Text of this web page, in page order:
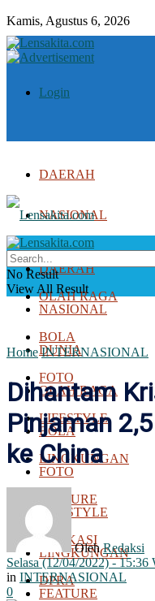
Kamis, Agustus 6, 2026
Login
DAERAH
NASIONAL
DUNIA
OLAH RAGA
BOLA
FOTO
LIFESTYLE
LINGKUNGAN
FEATURE
EDUKASI
DPRA
DAERAH
NASIONAL
DUNIA
OLAH RAGA
BOLA
FOTO
LIFESTYLE
LINGKUNGAN
FEATURE
No Result
View All Result
Home INTERNASIONAL
Dihantam
Pinjaman
ke China
Oleh Redaksi
Selasa (12/04/2022) - 15:36
in INTERNASIONAL
0